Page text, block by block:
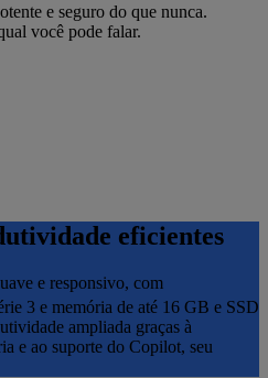
e seguro do que nunca.
você pode falar.
eficientes
e responsivo, com
3 e memória de até 16 GB e SSD
ampliada graças à
e ao suporte do Copilot, seu